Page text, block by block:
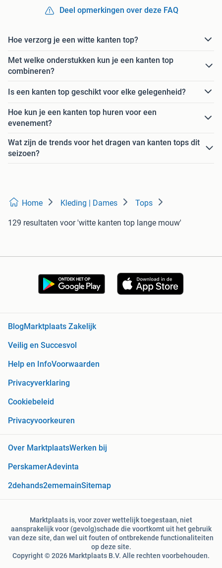
Deel opmerkingen over deze FAQ
Hoe verzorg je een witte kanten top?
Met welke onderstukken kun je een kanten top
combineren?
Is een kanten top geschikt voor elke gelegenheid?
Hoe kun je een kanten top huren voor een
evenement?
Wat zijn de trends voor het dragen van kanten tops dit
seizoen?
Home Kleding | Dames Tops
129 resultaten voor 'witte kanten top lange mouw'
Blog Marktplaats Zakelijk
Veilig en Succesvol
Help en InfoVoorwaarden
Privacyverklaring
Cookiebeleid
Privacyvoorkeuren
Over MarktplaatsWerken bij
PerskamerAdevinta
2dehands2ememainSitemap
Marktplaats is, voor zover wettelijk toegestaan, niet
aansprakelijk voor (gevolg)schade die voortkomt uit het gebruik
van deze site, dan wel uit fouten of ontbrekende functionaliteiten
op deze site.
Copyright © 2026 Marktplaats B.V. Alle rechten voorbehouden.